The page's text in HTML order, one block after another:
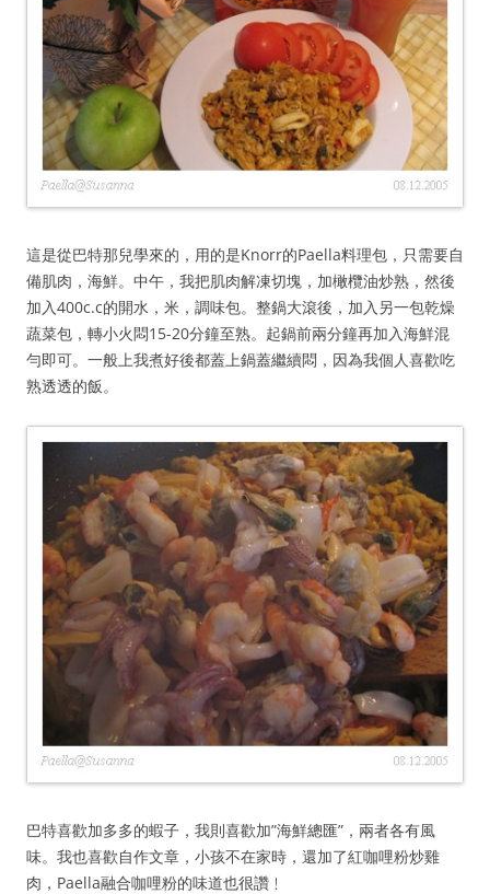
這是從巴特那兒學來的，用的是Knorr的Paella料理包，只需要自
備肌肉，海鮮。中午，我把肌肉解凍切塊，加橄欖油炒熟，然後
加入400c.c的開水，米，調味包。整鍋大滾後，加入另一包乾燥
蔬菜包，轉小火悶15-20分鐘至熟。起鍋前兩分鐘再加入海鮮混
勻即可。一般上我煮好後都蓋上鍋蓋繼續悶，因為我個人喜歡吃
熟透透的飯。
巴特喜歡加多多的蝦子，我則喜歡加”海鮮總匯”，兩者各有風
味。我也喜歡自作文章，小孩不在家時，還加了紅咖哩粉炒雞
肉，Paella融合咖哩粉的味道也很讚﹗